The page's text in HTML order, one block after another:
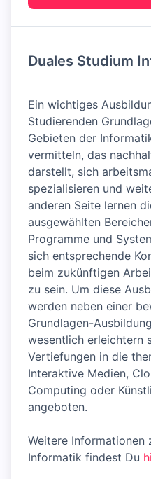
Duales Studium
Ein wichtiges
Studierenden
Gebieten der
vermitteln, das
darstellt, sich
spezialisieren und
anderen Seite lernen
ausgewählten
Programme und
sich entsprechende
beim zukünftigen
zu sein. Um diese
werden neben einer
Grundlagen-
wesentlich erleichtern
Vertiefungen in die
Interaktive Medien,
Computing oder
angeboten.
Weitere Informationen
Informatik findest Du